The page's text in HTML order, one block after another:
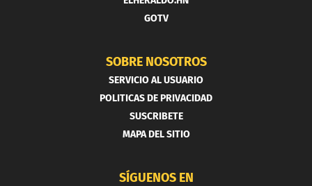
GOTV
SOBRE NOSOTROS
SERVICIO AL USUARIO
POLITICAS DE PRIVACIDAD
SUSCRIBETE
MAPA DEL SITIO
SÍGUENOS EN